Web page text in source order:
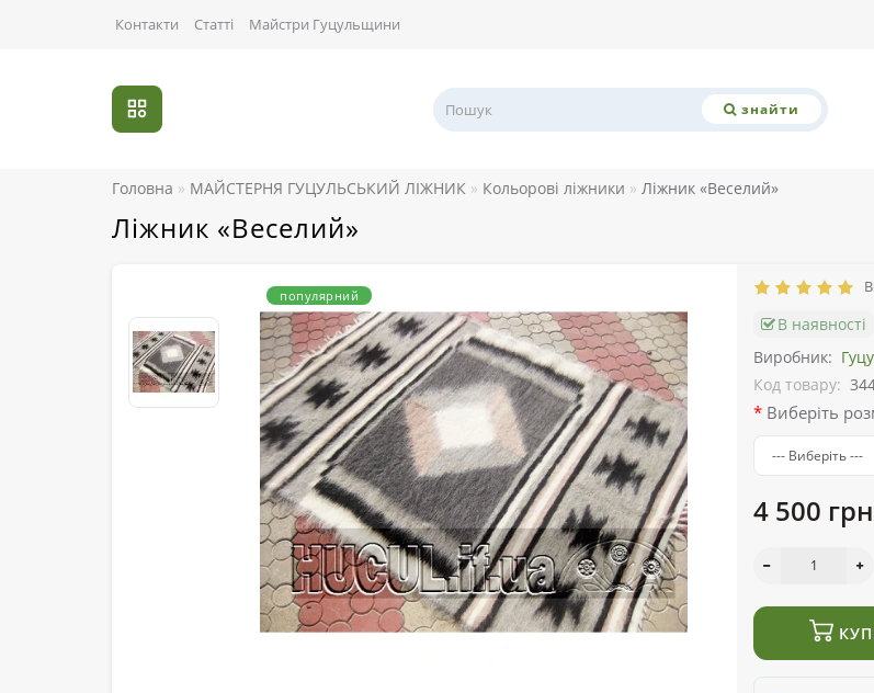
Контакти Статті Майстри Гуцульщини
знайти
Головна МАЙСТЕРНЯ ГУЦУЛЬСЬКИЙ ЛІЖНИК Кольорові ліжники Ліжник «Веселий»
Ліжник «Веселий»
популярний
В наявності
Виробник:
Код товару:
Виберіть
4 500